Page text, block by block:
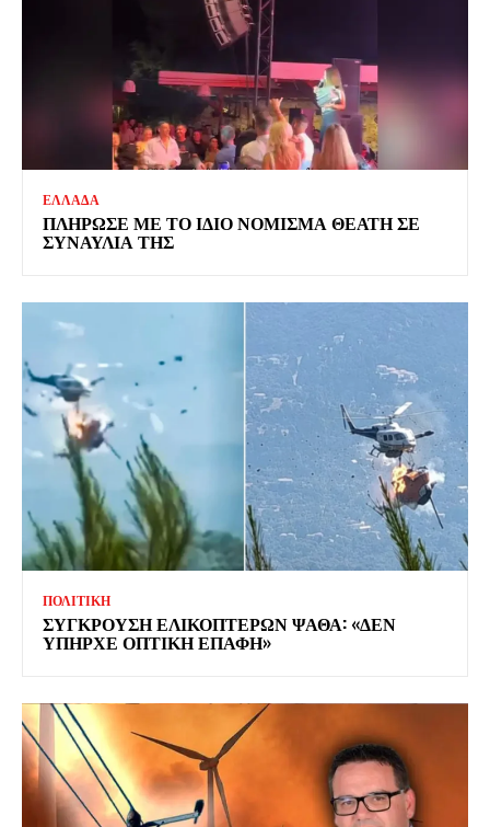
ΕΛΛΑΔΑ
ΠΛΗΡΩΣΕ ΜΕ ΤΟ ΙΔΙΟ ΝΟΜΙΣΜΑ ΘΕΑΤΗ ΣΕ
ΣΥΝΑΥΛΙΑ ΤΗΣ
ΠΟΛΙΤΙΚΗ
ΣΥΓΚΡΟΥΣΗ ΕΛΙΚΟΠΤΕΡΩΝ ΨΑΘΑ: «ΔΕΝ
ΥΠΗΡΧΕ ΟΠΤΙΚΗ ΕΠΑΦΗ»